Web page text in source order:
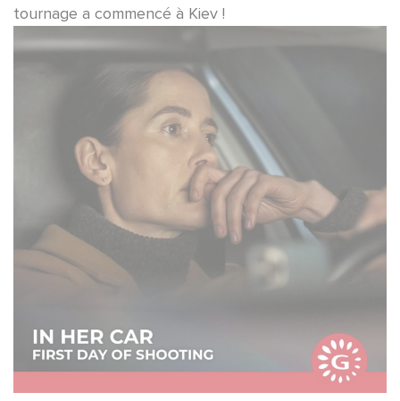
tournage a commencé à Kiev !